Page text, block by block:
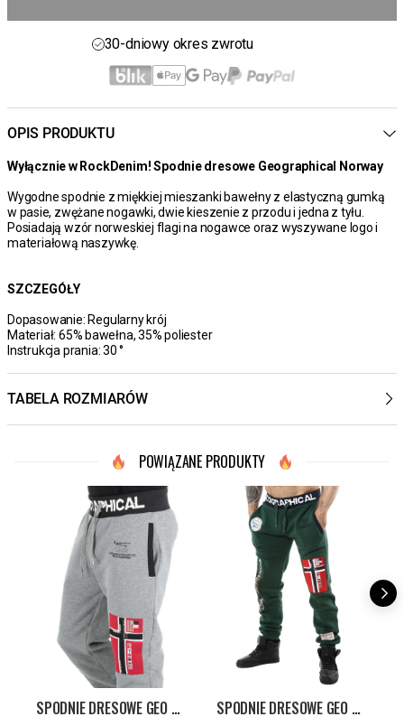
Darmowa wysyłka powyżej 450 zł
30-dniowy okres zwrotu
Dostawa 4-7 dni
Darmowa wysyłka powyżej 450 zł
OPIS PRODUKTU
Wyłącznie w RockDenim! Spodnie dresowe Geographical Norway
Wygodne spodnie z miękkiej mieszanki bawełny z elastyczną gumką
w pasie, zwężane nogawki, dwie kieszenie z przodu i jedna z tyłu.
Posiadają wzór norweskiej flagi na nogawce oraz wyszywane logo i
materiałową naszywkę.
SZCZEGÓŁY
Dopasowanie: Regularny krój
Materiał: 65% bawełna, 35% poliester
Instrukcja prania: 30 °
TABELA ROZMIARÓW
POWIĄZANE PRODUKTY
SPODNIE DRESOWE GEO NORWAY - SZARE
SPODNIE DRESOWE GEO NORWAY - CIEMNOZIELONE